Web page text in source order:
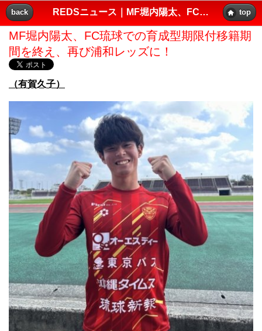
back REDSニュース｜MF堀内陽太、FC琉球での育成型期限付移籍期間を終え、再び浦和レッズに！｜レッズプレス!! top
MF堀内陽太、FC琉球での育成型期限付移籍期
間を終え、再び浦和レッズに！
（有賀久子）